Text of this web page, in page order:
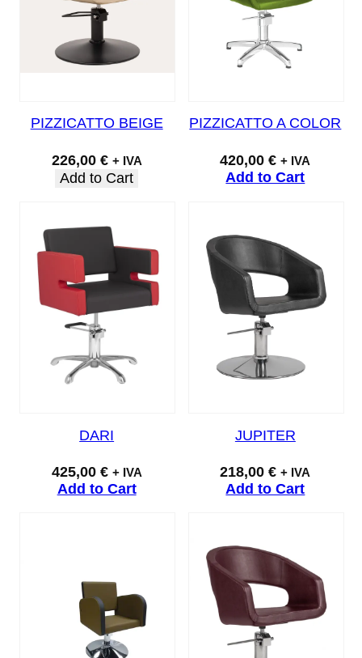
PIZZICATTO BEIGE
226,00 € + IVA
Add to Cart
PIZZICATTO A COLOR
420,00€ + IVA
Add to Cart
DARI
425,00 € + IVA
Add to Cart
JUPITER
218,00€ + IVA
Add to Cart